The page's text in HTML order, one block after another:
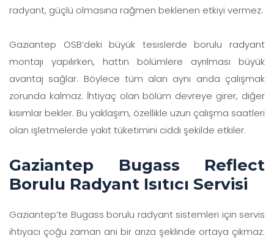
radyant, güçlü olmasına rağmen beklenen etkiyi vermez.
Gaziantep OSB’deki büyük tesislerde borulu radyant
montajı yapılırken, hattın bölümlere ayrılması büyük
avantaj sağlar. Böylece tüm alan aynı anda çalışmak
zorunda kalmaz. İhtiyaç olan bölüm devreye girer, diğer
kısımlar bekler. Bu yaklaşım, özellikle uzun çalışma saatleri
olan işletmelerde yakıt tüketimini ciddi şekilde etkiler.
Gaziantep Bugass Reflect
Borulu Radyant Isıtıcı Servisi
Gaziantep’te Bugass borulu radyant sistemleri için servis
ihtiyacı çoğu zaman ani bir arıza şeklinde ortaya çıkmaz.